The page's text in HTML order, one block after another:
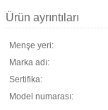
Ürün ayrıntıları
Menşe yeri:
Marka adı:
Sertifika:
Model numarası: